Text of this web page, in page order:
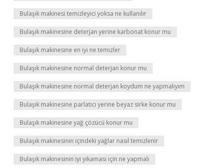
Bulaşık makinesi temizleyici yoksa ne kullanılır
Bulaşık makinesine deterjan yerine karbonat konur mu
Bulaşık makinesine en iyi ne temizler
Bulaşık makinesine normal deterjan konur mu
Bulaşık makinesine normal deterjan koydum ne yapmalıyım
Bulaşık makinesine parlatıcı yerine beyaz sirke konur mu
Bulaşık makinesine yağ çözücü konur mu
Bulaşık makinesinin içindeki yağlar nasıl temizlenir
Bulaşık makinesinin iyi yıkaması için ne yapmalı